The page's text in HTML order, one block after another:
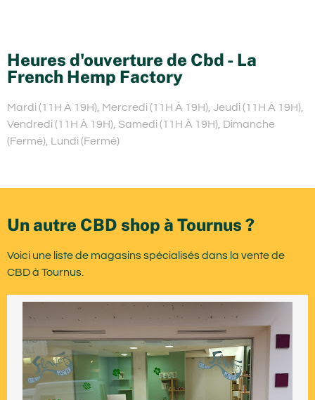
Heures d'ouverture de Cbd - La
French Hemp Factory
Mardi (11H À 19H), Mercredi (11H À 19H), Jeudi (11H À 19H),
Vendredi (11H À 19H), Samedi (11H À 19H), Dimanche
(Fermé), Lundi (Fermé)
Un autre CBD shop à Tournus ?
Voici une liste de magasins spécialisés dans la vente de
CBD à Tournus.